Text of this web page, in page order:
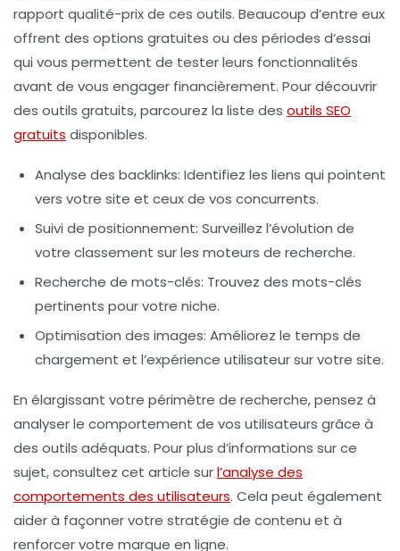
rapport qualité-prix de ces outils. Beaucoup d’entre eux
offrent des options gratuites ou des périodes d’essai
qui vous permettent de tester leurs fonctionnalités
avant de vous engager financièrement. Pour découvrir
des outils gratuits, parcourez la liste des outils SEO
gratuits disponibles.
Analyse des backlinks: Identifiez les liens qui pointent
vers votre site et ceux de vos concurrents.
Suivi de positionnement: Surveillez l’évolution de
votre classement sur les moteurs de recherche.
Recherche de mots-clés: Trouvez des mots-clés
pertinents pour votre niche.
Optimisation des images: Améliorez le temps de
chargement et l’expérience utilisateur sur votre site.
En élargissant votre périmètre de recherche, pensez à
analyser le comportement de vos utilisateurs grâce à
des outils adéquats. Pour plus d’informations sur ce
sujet, consultez cet article surl’analyse des
comportements des utilisateurs. Cela peut également
aider à façonner votre stratégie de contenu et à
renforcer votre marque en ligne.